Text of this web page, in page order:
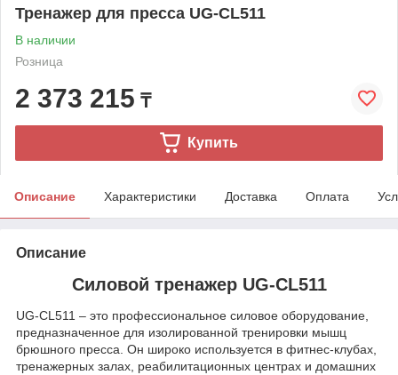
Тренажер для пресса UG-CL511
В наличии
Розница
2 373 215 ₸
Купить
Описание Характеристики Доставка Оплата
Описание
Силовой тренажер UG-CL511
UG‑CL511 – это профессиональное силовое оборудование,
предназначенное для изолированной тренировки мышц
брюшного пресса. Он широко используется в фитнес-клубах,
тренажерных залах, реабилитационных центрах и домашних